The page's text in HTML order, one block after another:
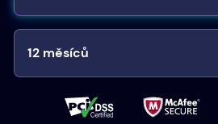
12 měsíců